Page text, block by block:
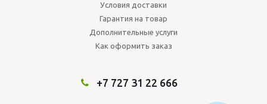
Условия доставки
Гарантия на товар
Дополнительные услуги
Как оформить заказ
+7 727 31 22 666